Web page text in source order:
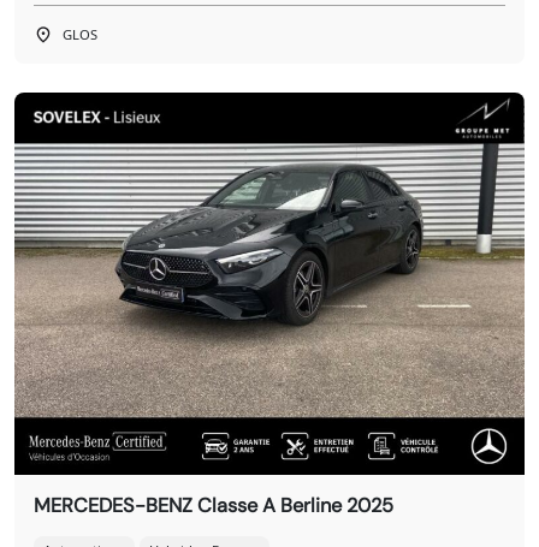
GLOS
MERCEDES-BENZ Classe A Berline 2025